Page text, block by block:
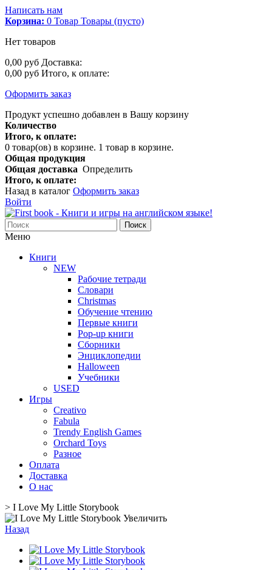
Написать нам
Корзина: 0 Товар Товары (пусто)
Нет товаров
0,00 руб Доставка:
0,00 руб Итого, к оплате:
Оформить заказ
Продукт успешно добавлен в Вашу корзину
Количество
Итого, к оплате:
0 товар(ов) в корзине. 1 товар в корзине.
Общая продукция
Общая доставка Определить
Итого, к оплате:
Назад в каталог Оформить заказ
Войти
Поиск
Меню
Книги
NEW
Рабочие тетради
Словари
Christmas
Обучение чтению
Первые книги
Pop-up книги
Сборники
Энциклопедии
Halloween
Учебники
USED
Игры
Creativo
Fabula
Trendy English Games
Orchard Toys
Разное
Оплата
Доставка
О нас
> I Love My Little Storybook
Увеличить
Назад